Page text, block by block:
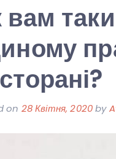
вам
on 28 Квітня, 2020by